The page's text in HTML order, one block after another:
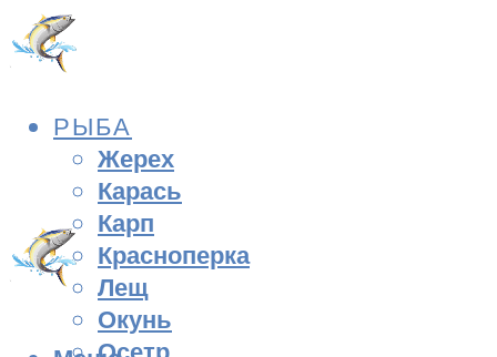
РЫБА
Жерех
Карась
Карп
Красноперка
Лещ
Окунь